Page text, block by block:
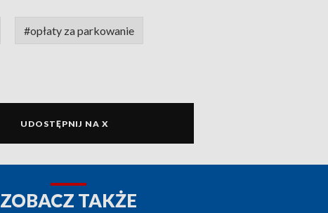
#opłaty za parkowanie
UDOSTĘPNIJ NA X
ZOBACZ TAKŻE